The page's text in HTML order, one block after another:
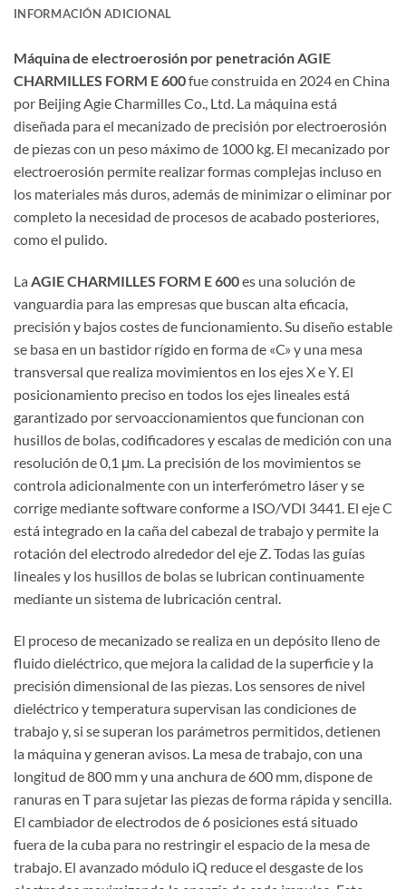
INFORMACIÓN ADICIONAL
Máquina de electroerosión por penetración AGIE
CHARMILLES FORM E 600fue construida en 2024 en China
por Beijing Agie Charmilles Co., Ltd. La máquina está
diseñada para el mecanizado de precisión por electroerosión
de piezas con un peso máximo de 1000 kg. El mecanizado por
electroerosión permite realizar formas complejas incluso en
los materiales más duros, además de minimizar o eliminar por
completo la necesidad de procesos de acabado posteriores,
como el pulido.
La AGIE CHARMILLES FORM E 600es una solución de
vanguardia para las empresas que buscan alta eficacia,
precisión y bajos costes de funcionamiento. Su diseño estable
se basa en un bastidor rígido en forma de «C» y una mesa
transversal que realiza movimientos en los ejes X e Y. El
posicionamiento preciso en todos los ejes lineales está
garantizado por servoaccionamientos que funcionan con
husillos de bolas, codificadores y escalas de medición con una
resolución de 0,1 μm. La precisión de los movimientos se
controla adicionalmente con un interferómetro láser y se
corrige mediante software conforme a ISO/VDI 3441. El eje C
está integrado en la caña del cabezal de trabajo y permite la
rotación del electrodo alrededor del eje Z. Todas las guías
lineales y los husillos de bolas se lubrican continuamente
mediante un sistema de lubricación central.
El proceso de mecanizado se realiza en un depósito lleno de
fluido dieléctrico, que mejora la calidad de la superficie y la
precisión dimensional de las piezas. Los sensores de nivel
dieléctrico y temperatura supervisan las condiciones de
trabajo y, si se superan los parámetros permitidos, detienen
la máquina y generan avisos. La mesa de trabajo, con una
longitud de 800 mm y una anchura de 600 mm, dispone de
ranuras en T para sujetar las piezas de forma rápida y sencilla.
El cambiador de electrodos de 6 posiciones está situado
fuera de la cuba para no restringir el espacio de la mesa de
trabajo. El avanzado módulo iQ reduce el desgaste de los